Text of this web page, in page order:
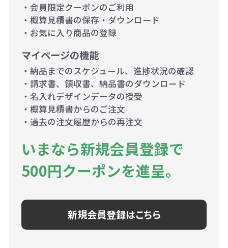
・会員限定クーポンのご利用
・概算見積書の保存・ダウンロード
・お気に入り商品の登録
マイページの機能
・納品までのスケジュール、進捗状況の確認
・請求書、領収書、納品書のダウンロード
・名入れデザインデータの授受
・概算見積書からのご注文
・過去の注文履歴からの再注文
いまなら新規会員登録で
500円クーポンを進呈。
新規会員登録はこちら